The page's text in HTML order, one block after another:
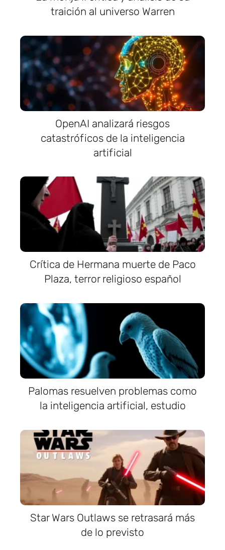
traición al universo Warren
OpenAI analizará riesgos
catastróficos de la inteligencia
artificial
Crítica de Hermana muerte de Paco
Plaza, terror religioso español
Palomas resuelven problemas como
la inteligencia artificial, estudio
Star Wars Outlaws se retrasará más
de lo previsto